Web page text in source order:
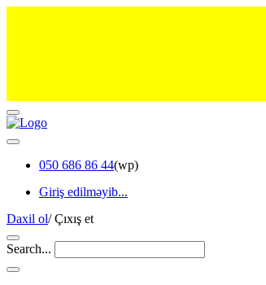
050 686 86 44(wp)
Giriş edilməyib...
Daxil ol/Çıxış et
Search...